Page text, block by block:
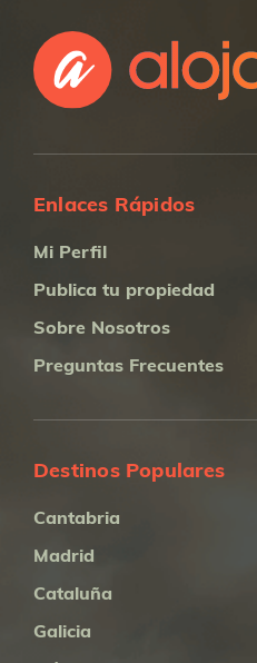
Enlaces Rápidos
Mi Perfil
Publica tu propiedad
Sobre Nosotros
Preguntas Frecuentes
Destinos Populares
Cantabria
Madrid
Cataluña
Galicia